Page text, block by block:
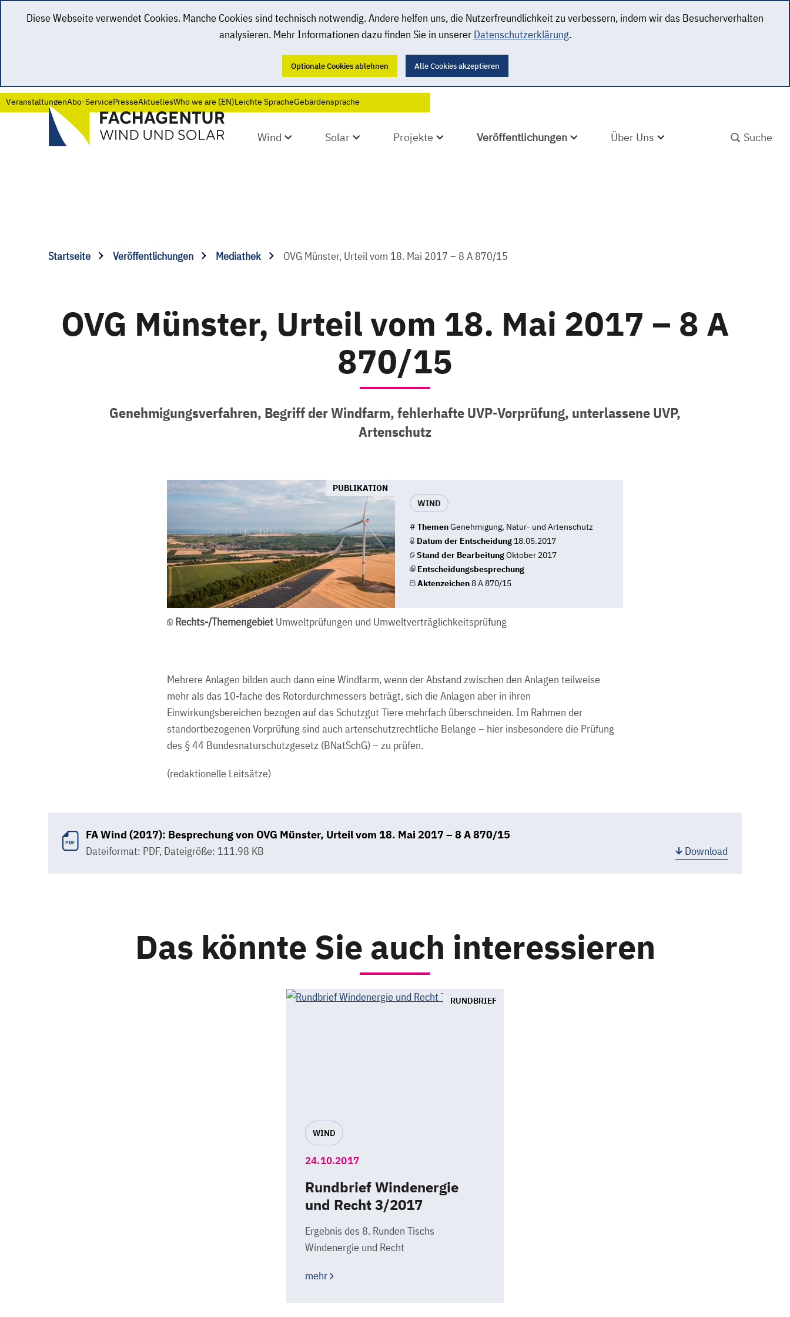
Diese Webseite verwendet Cookies. Manche Cookies sind technisch notwendig. Andere helfen uns, die Nutzerfreundlichkeit zu verbessern, indem wir das Besucherverhalten
analysieren. Mehr Informationen dazu finden Sie in unserer Datenschutzerklärung.
Optionale Cookies ablehnen Alle Cookies akzeptieren
VeranstaltungenAbo-ServicePresseAktuellesWho we are (EN)Leichte SpracheGebärdensprache
Wind Solar Projekte Veröffentlichungen Über Uns
Startseite Veröffentlichungen Mediathek OVG Münster, Urteil vom 18. Mai 2017 – 8 A 870/15
OVG Münster, Urteil vom 18. Mai 2017 – 8 A
870/15
Genehmigungsverfahren, Begriff der Windfarm, fehlerhafte UVP-Vorprüfung, unterlassene UVP,
Artenschutz
PUBLIKATION
WIND
# ThemenGenehmigung, Natur- und Artenschutz
Datum der Entscheidung 18.05.2017
Stand der BearbeitungOktober 2017
Entscheidungsbesprechung
Aktenzeichen8 A 870/15
Rechts-/ThemengebietUmweltprüfungen und Umweltverträglichkeitsprüfung
Mehrere Anlagen bilden auch dann eine Windfarm, wenn der Abstand zwischen den Anlagen teilweise
mehr als das 10-fache des Rotordurchmessers beträgt, sich die Anlagen aber in ihren
Einwirkungsbereichen bezogen auf das Schutzgut Tiere mehrfach überschneiden. Im Rahmen der
standortbezogenen Vorprüfung sind auch artenschutzrechtliche Belange – hier insbesondere die Prüfung
des § 44 Bundesnaturschutzgesetz (BNatSchG) – zu prüfen.
(redaktionelle Leitsätze)
FA Wind (2017): Besprechung von OVG Münster, Urteil vom 18. Mai 2017 – 8 A 870/15
Dateiformat: PDF, Dateigröße: 111.98 KB Download
Das könnte Sie auch interessieren
RUNDBRIEF
WIND
24.10.2017
Rundbrief Windenergie
und Recht 3/2017
Ergebnis des 8. Runden Tischs
Windenergie und Recht
mehr